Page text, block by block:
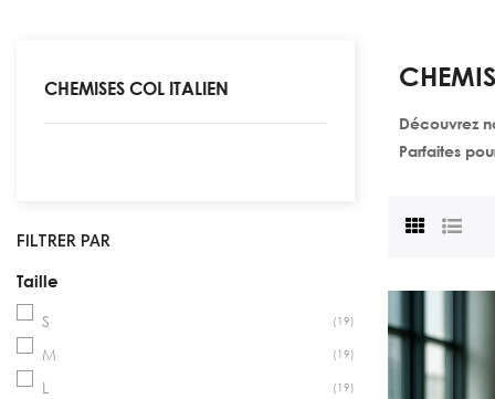
CHEMISES COL ITALIEN
FILTRER PAR
Taille
S (19)
M (19)
L (19)
Découvrez
Parfaites